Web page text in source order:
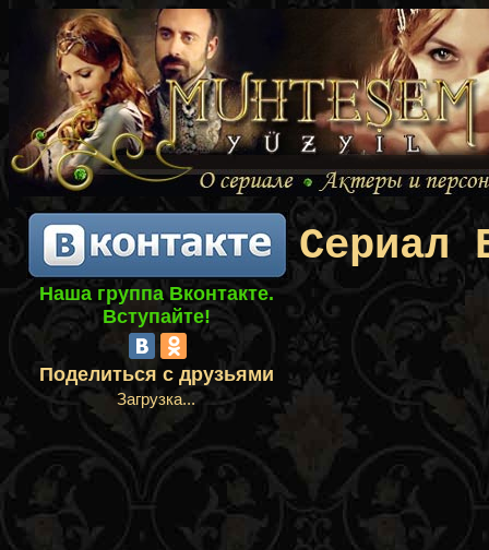
Наша группа Вконтакте.
Вступайте!
Поделиться с друзьями
Загрузка...
Сериал